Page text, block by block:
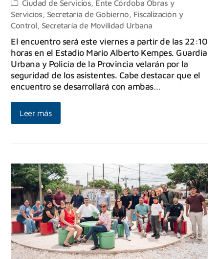
Ciudad de Servicios Ente Córdoba Obras y
Servicios Secretaría de Gobierno, Fiscalización y
Control Secretaría de Movilidad Urbana
El encuentro será este viernes a partir de las 22:10
horas en el Estadio Mario Alberto Kempes. Guardia
Urbana y Policía de la Provincia velarán por la
seguridad de los asistentes. Cabe destacar que el
encuentro se desarrollará con ambas…
Leer más